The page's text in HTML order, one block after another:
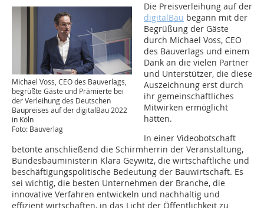
Michael Voss, CEO des Bauverlags,
begrüßte Gäste und Prämierte bei
der Verleihung des Deutschen
Baupreises auf der digitalBau 2022
in Köln
Foto: Bauverlag
Die Preisverleihung auf der
digitalBau begann mit der
Begrüßung der Gäste
durch Michael Voss, CEO
des Bauverlags und einem
Dank an die vielen Partner
und Unterstützer, die diese
Auszeichnung erst durch
ihr gemeinschaftliches
Mitwirken ermöglicht
hätten.
In einer Videobotschaft
betonte anschließend die Schirmherrin der Veranstaltung,
Bundesbauministerin Klara Geywitz, die wirtschaftliche und
beschäftigungspolitische Bedeutung der Bauwirtschaft. Es
sei wichtig, die besten Unternehmen der Branche, die
innovative Verfahren entwickeln und nachhaltig und
effizient wirtschaften, in das Licht der Öffentlichkeit zu